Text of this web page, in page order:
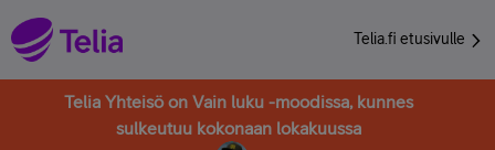
Telia.fi etusivulle
Telia Yhteisö on Vain luku -moodissa, kunnes
sulkeutuu kokonaan lokakuussa